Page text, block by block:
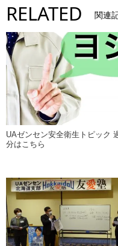
RELATED 関連
UAゼンセン安全衛生トピック
分はこちら